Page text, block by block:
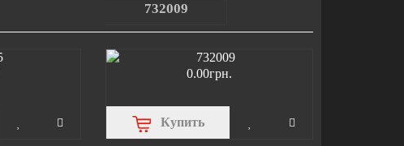
732009
0.00грн.
Купить